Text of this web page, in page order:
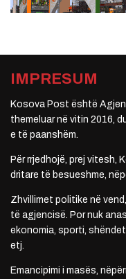
IMPRESUM
Kosova Post është
themeluar në vitin 2016,
e të paanshëm.
Për rrjedhojë, prej vitesh,
dritare të besueshme,
Zhvillimet politike në
të agjencisë. Por nuk
ekonomia, sporti,
etj.
Emancipimi i masës,